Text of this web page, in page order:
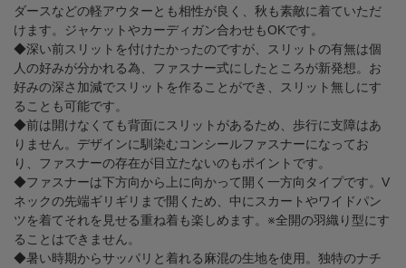
ダースなどの軽アウターとも相性が良く、秋も素敵に着ていただ
けます。ジャケットやカーディガン合わせもOKです。
◆深い前スリットを付けたかったのですが、スリットの有無は個
人の好みが分かれる為、ファスナー式にしたところが新発想。お
好みの深さ加減でスリットを作ることができ、スリット無しにす
ることも可能です。
◆前は開けなくても背面にスリットがあるため、歩行に支障はあ
りません。デザインに馴染むコンシールファスナーになってお
り、ファスナーの存在が目立たないのもポイントです。
◆ファスナーは下方向から上に向かって開く一方向タイプです。V
ネックの先端ギリギリまで開くため、中にスカートやワイドパン
ツを着てそれを見せる重ね着も楽しめます。※全開の羽織り型にす
ることはできません。
◆暑い時期からサッパリと着れる麻混の生地を使用。独特のナチ